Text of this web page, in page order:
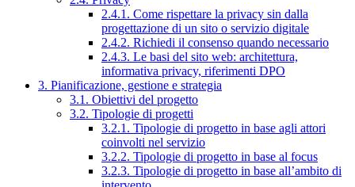
2.4.1. Come rispettare la privacy sin dalla
progettazione di un sito o servizio digitale
2.4.2. Richiedi il consenso quando necessario
2.4.3. Le basi del sito web: architettura,
informativa privacy, riferimenti DPO
3. Pianificazione, gestione e strategia
3.1. Obiettivi del progetto
3.2. Tipologie di progetti
3.2.1. Tipologie di progetto in base agli attori
coinvolti nel servizio
3.2.2. Tipologie di progetto in base al focus
3.2.3. Tipologie di progetto in base all’ambito di